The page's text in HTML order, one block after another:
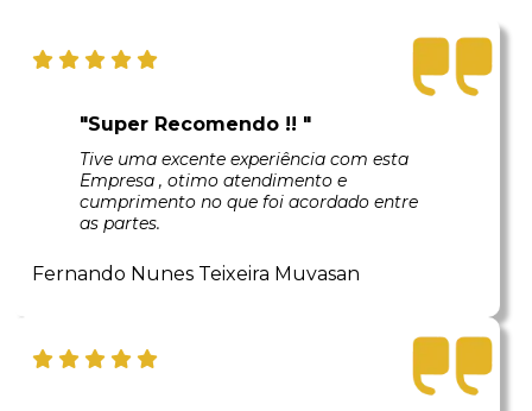
"Super Recomendo !! "
Tive uma excente experiência com esta
Empresa , otimo atendimento e
cumprimento no que foi acordado entre
as partes.
Fernando Nunes Teixeira Muvasan